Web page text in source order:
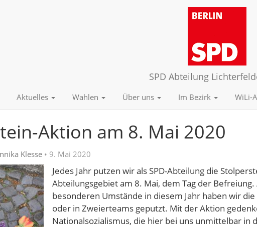
SPD Abteilung
Aktuelles Wahlen Über uns Im Bezirk WiLi-
Aktion am 8. Mai 2020
Klesse • 9. Mai 2020
Jedes Jahr putzen wir als SPD-Abteilung die
Abteilungsgebiet am 8. Mai, dem Tag der
besonderen Umstände in diesem Jahr haben wir
oder in Zweierteams geputzt. Mit der Aktion
Nationalsozialismus, die hier bei uns unmittelbar in